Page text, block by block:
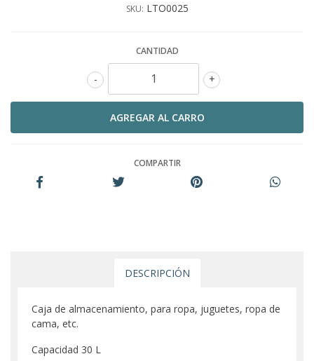
SKU: LTO0025
CANTIDAD
+
-
COMPARTIR
DESCRIPCIÓN
Caja de almacenamiento, para ropa, juguetes, ropa de
cama, etc.
Capacidad 30 L